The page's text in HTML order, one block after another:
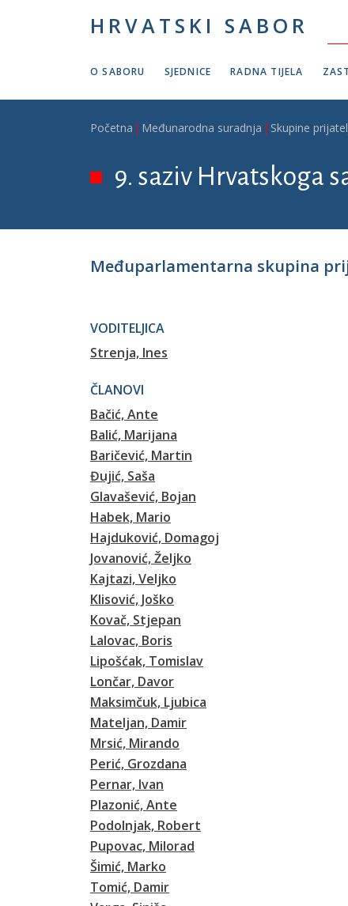
HRVATSKI SABOR
O SABORU SJEDNICE RADNA TIJELA
Breadcrumb
Početna Međunarodna suradnja Skupine
9. saziv Hrvatskoga
Međuparlamentarna skupina
VODITELJICA
Strenja, Ines
ČLANOVI
Bačić, Ante
Balić, Marijana
Baričević, Martin
Đujić, Saša
Glavašević, Bojan
Habek, Mario
Hajduković, Domagoj
Jovanović, Željko
Kajtazi, Veljko
Klisović, Joško
Kovač, Stjepan
Lalovac, Boris
Lipošćak, Tomislav
Lončar, Davor
Maksimčuk, Ljubica
Mateljan, Damir
Mrsić, Mirando
Perić, Grozdana
Pernar, Ivan
Plazonić, Ante
Podolnjak, Robert
Pupovac, Milorad
Šimić, Marko
Tomić, Damir